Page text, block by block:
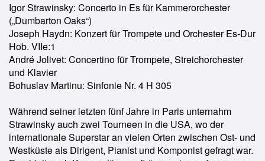
Igor Strawinsky: Concerto in Es für Kammerorchester
(„Dumbarton Oaks“)
Joseph Haydn: Konzert für Trompete und Orchester Es-Dur
Hob. VIIe:1
André Jolivet: Concertino für Trompete, Streichorchester
und Klavier
Bohuslav Martinu: Sinfonie Nr. 4 H 305
Während seiner letzten fünf Jahre in Paris unternahm
Strawinsky auch zwei Tourneen in die USA, wo der
internationale Superstar an vielen Orten zwischen Ost- und
Westküste als Dirigent, Pianist und Komponist gefragt war.